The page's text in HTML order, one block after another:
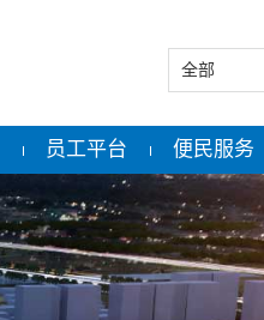
员工平台 便民服务